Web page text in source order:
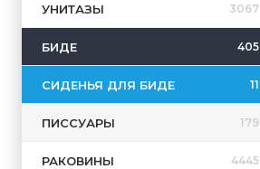
УНИТАЗЫ 3067
БИДЕ 405
СИДЕНЬЯ ДЛЯ БИДЕ 11
ПИССУАРЫ 179
РАКОВИНЫ 4445